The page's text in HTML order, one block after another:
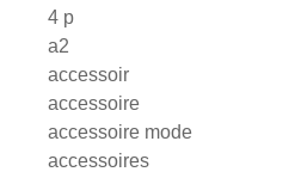
4 p
a2
accessoir
accessoire
accessoire mode
accessoires